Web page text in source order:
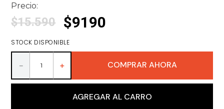
7 .
whisky
9.
packs
10
miniaturas
Precio:
$15.590 $9190
STOCK DISPONIBLE
＋
－ COMPRAR AHORA
AGREGAR AL CARRO